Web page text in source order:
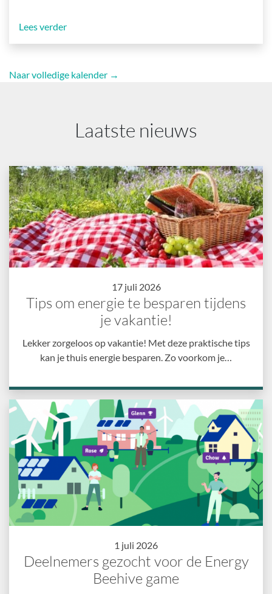
Lees verder
Naar volledige kalender →
Laatste nieuws
17 juli 2026
Tips om energie te besparen tijdens
je vakantie!
Lekker zorgeloos op vakantie! Met deze praktische tips
kan je thuis energie besparen. Zo voorkom je…
1 juli 2026
Deelnemers gezocht voor de Energy
Beehive game